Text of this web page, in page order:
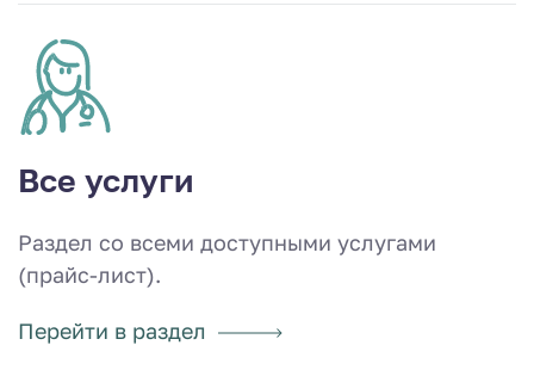
Все услуги
Раздел со всеми доступными услугами
(прайс-лист).
Перейти в раздел